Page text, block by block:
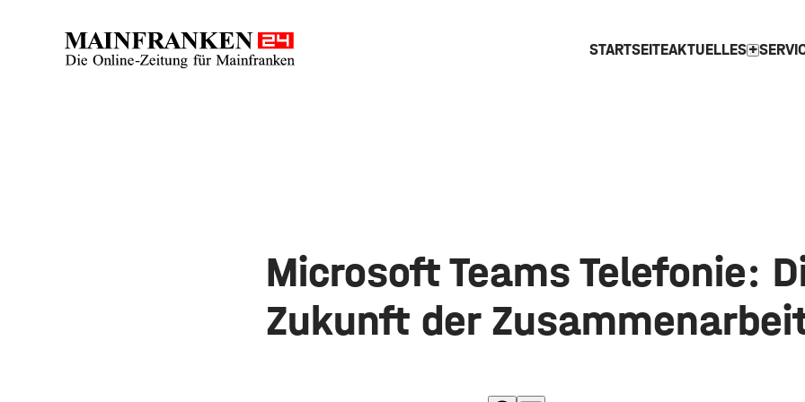
STARTSEITEAKTUELLESexpand_more
Microsoft Teams Telefonie:
Zukunft der